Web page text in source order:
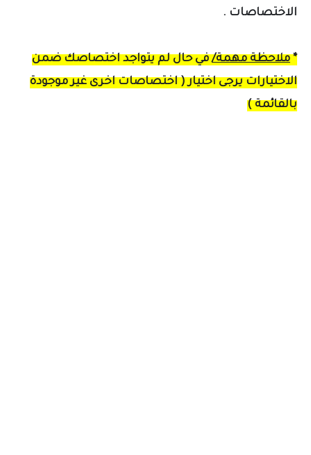
الاختصاصات .
* ملاحظة مهمة/في حال لم يتواجد اختصاصك ضمن
الاختيارات يرجى اختيار ( اختصاصات اخرى غير موجودة
بالقائمة )